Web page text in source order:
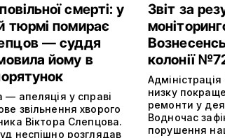
смерті: у
тюрмі помирає
— суддя
йому в
— апеляція у справі
звільнення хворого
Віктора Слепцова.
неспішно розглядав
Звіт за
колонії
низку
ремонти у
Водночас
порушення